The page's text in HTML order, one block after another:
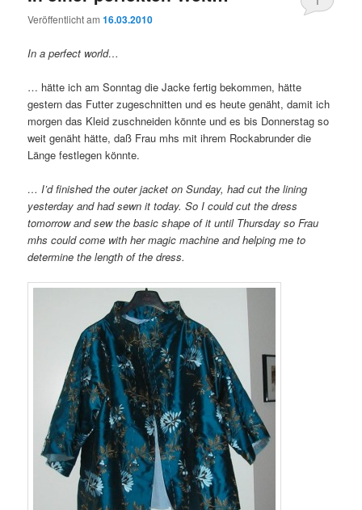
Veröffentlicht am16.03.2010
In a perfect world…
… hätte ich am Sonntag die Jacke fertig bekommen, hätte
gestern das Futter zugeschnitten und es heute genäht, damit ich
morgen das Kleid zuschneiden könnte und es bis Donnerstag so
weit genäht hätte, daß Frau mhs mit ihrem Rockabrunder die
Länge festlegen könnte.
… I’d finished the outer jacket on Sunday, had cut the lining
yesterday and had sewn it today. So I could cut the dress
tomorrow and sew the basic shape of it until Thursday so Frau
mhs could come with her magic machine and helping me to
determine the length of the dress.